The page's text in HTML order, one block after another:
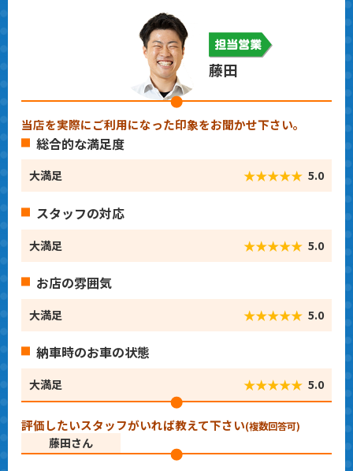
藤田
当店を実際にご利用になった印象をお聞かせ下さい。
総合的な満足度
大満足 ★★★★★ 5.0
スタッフの対応
大満足 ★★★★★ 5.0
お店の雰囲気
大満足 ★★★★★ 5.0
納車時のお車の状態
大満足 ★★★★★ 5.0
評価したいスタッフがいれば教えて下さい(複数回答可)
藤田さん